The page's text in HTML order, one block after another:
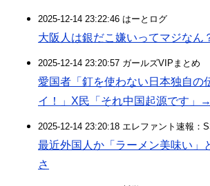
2025-12-14 23:22:46 はーとログ
大阪人は銀だこ嫌いってマジなん
2025-12-14 23:20:57 ガールズVIPまとめ
愛国者「釘を使わない日本独自の
イ！」X民「それ中国起源です」
2025-12-14 23:20:18 エレファント速報：
最近外国人か「ラーメン美味い」
さ